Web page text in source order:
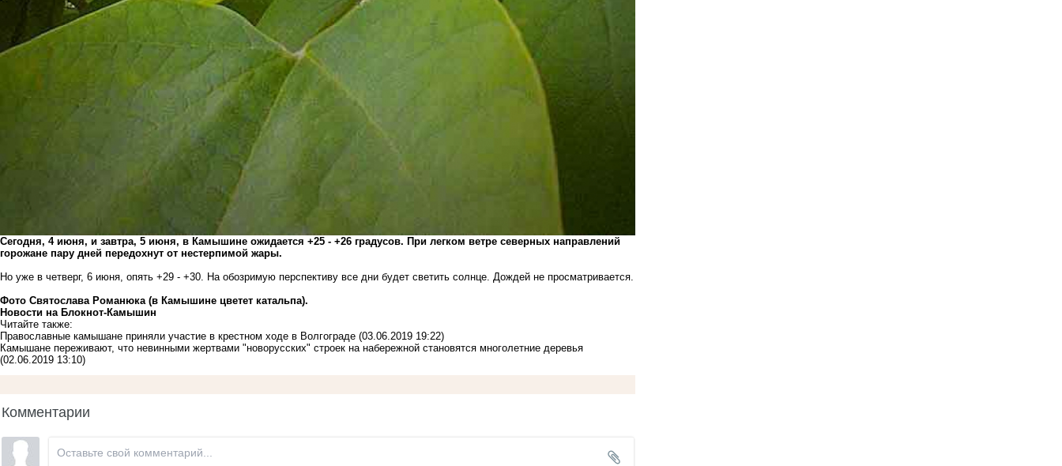
Сегодня, 4 июня, и завтра, 5 июня, в Камышине ожидается +25 - +26 градусов. При легком ветре северных направлений
горожане пару дней передохнут от нестерпимой жары.
Но уже в четверг, 6 июня, опять +29 - +30. На обозримую перспективу все дни будет светить солнце. Дождей не просматривается.
Фото Святослава Романюка (в Камышине цветет катальпа).
Новости на Блoкнoт-Камышин
Читайте также:
Православные камышане приняли участие в крестном ходе в Волгограде (03.06.2019 19:22)
Камышане переживают, что невинными жертвами "новорусских" строек на набережной становятся многолетние деревья
(02.06.2019 13:10)
Комментарии